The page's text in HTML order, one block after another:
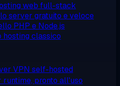
web full-stack
server gratuito e veloce
PHP e Node.js
hosting classico
VPN self-hosted
runtime, pronto all'uso